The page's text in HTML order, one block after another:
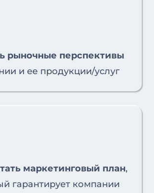
рыночные перспективы
и ее продукции/услуг
маркетинговый план,
гарантирует компании